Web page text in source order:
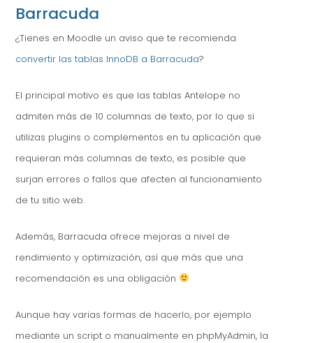
Barracuda
¿Tienes en Moodle un aviso que te recomienda
convertir las tablas InnoDB a Barracuda?
El principal motivo es que las tablas Antelope no
admiten más de 10 columnas de texto, por lo que si
utilizas plugins o complementos en tu aplicación que
requieran más columnas de texto, es posible que
surjan errores o fallos que afecten al funcionamiento
de tu sitio web.
Además, Barracuda ofrece mejoras a nivel de
rendimiento y optimización, así que más que una
recomendación es una obligación
Aunque hay varias formas de hacerlo, por ejemplo
mediante un script o manualmente en phpMyAdmin, la